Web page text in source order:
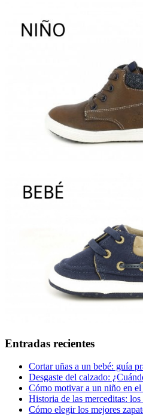
Entradas recientes
Cortar uñas a un bebé: guía
Desgaste del calzado:
Cómo motivar a un niño en el
Historia de las merceditas:
Cómo elegir los mejores